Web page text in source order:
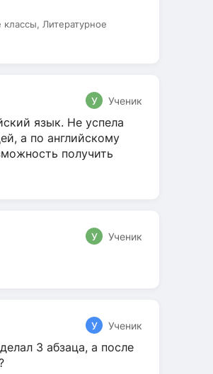
Литературное
У Ученик
язык. Не успела
а по английскому
получить
У Ученик
У Ученик
3 абзаца, а после